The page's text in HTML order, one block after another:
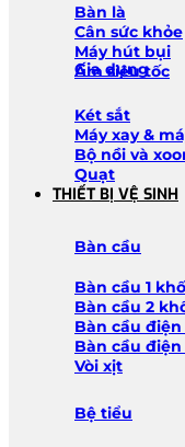
Bàn là
Cân sức khỏe
Máy hút bụi
Ấm siêu tốc
Gia dụng
Két sắt
Máy xay &
Bộ nồi và
Quạt
THIẾT BỊ VỆ SINH
Bàn cầu
Bàn cầu 1
Bàn cầu 2
Bàn cầu
Bàn cầu
Vòi xịt
Bệ tiểu